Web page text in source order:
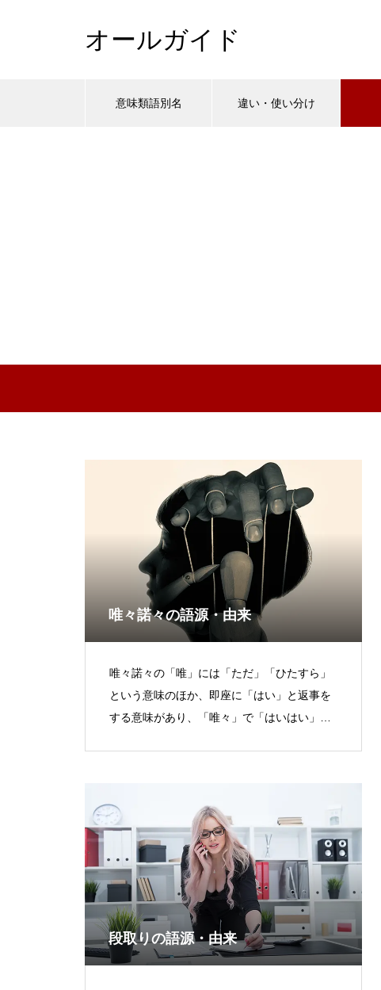
オールガイド
意味類語別名 違い・使い分け
唯々諾々の語源・由来
唯々諾々の「唯」には「ただ」「ひたすら」
という意味のほか、即座に「はい」と返事を
する意味があり、「唯々」で「はいはい」と
段取りの語源・由来